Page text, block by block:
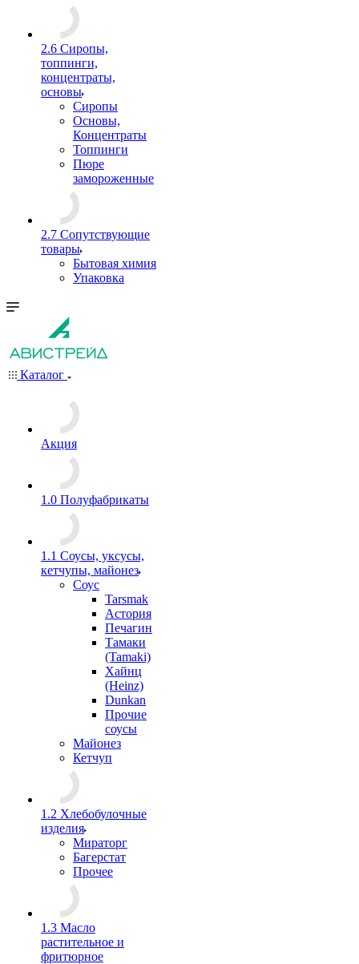
2.6 Сиропы,
топпинги,
концентраты,
основы
Сиропы
Основы,
Концентраты
Топпинги
Пюре
замороженные
2.7 Сопутствующие
товары
Бытовая химия
Упаковка
Каталог
Акция
1.0 Полуфабрикаты
1.1 Соусы, уксусы,
кетчупы, майонез
Соус
Tarsmak
Астория
Печагин
Тамаки
(Tamaki)
Хайнц
(Heinz)
Dunkan
Прочие
соусы
Майонез
Кетчуп
1.2 Хлебобулочные
изделия
Мираторг
Багерстат
Прочее
1.3 Масло
растительное и
фритюрное